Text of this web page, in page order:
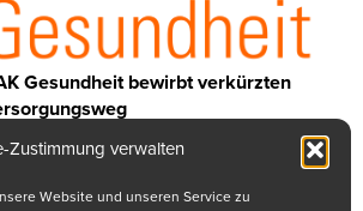
Zustimmung verwalten
Website und unseren Service zu
Gesundheit bewirbt verkürzten